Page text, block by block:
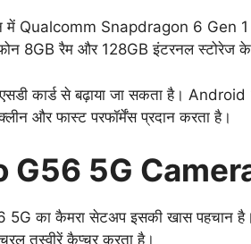
में Qualcomm Snapdragon 6 Gen 1
8GB रैम और 128GB इंटरनल स्टोरेज
कार्ड से बढ़ाया जा सकता है।
और फास्ट परफॉर्मेंस प्रदान करता है।
G56 5G
का कैमरा सेटअप इसकी खास पहचान है।
तस्वीरें कैप्चर करता है।